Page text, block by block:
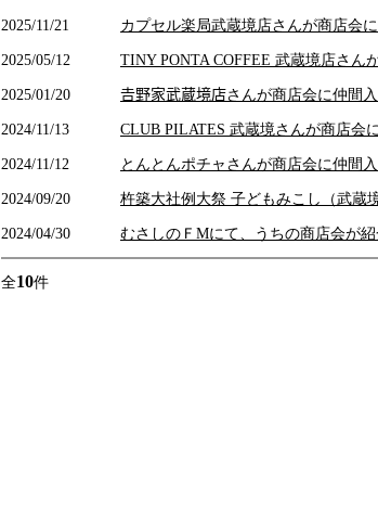
2025/11/21 カプセル楽局武蔵境店さんが商店会
2025/05/12 TINY PONTA COFFEE 武蔵境店さん
2025/01/20 𠮷野家武蔵境店さんが商店会に仲間入
2024/11/13 CLUB PILATES 武蔵境さんが商店会
2024/11/12 とんとんポチャさんが商店会に仲間
2024/09/20 杵築大社例大祭 子どもみこし（武蔵
2024/04/30 むさしのＦМにて、うちの商店会が
全10件